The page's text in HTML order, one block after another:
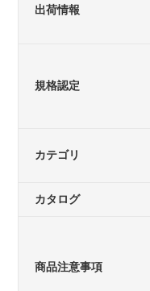
出荷情報
規格認定
カテゴリ
カタログ
商品注意事項